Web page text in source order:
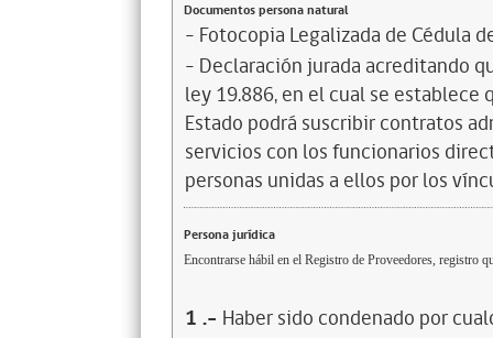
Documentos persona natural
- Fotocopia Legalizada de Cédula
- Declaración jurada acreditando
ley 19.886, en el cual se
Estado podrá suscribir contratos
servicios con los funcionarios
personas unidas a ellos por los
Persona jurídica
Encontrarse hábil en el Registro de Proveedores, registro
1 .- Haber sido condenado por